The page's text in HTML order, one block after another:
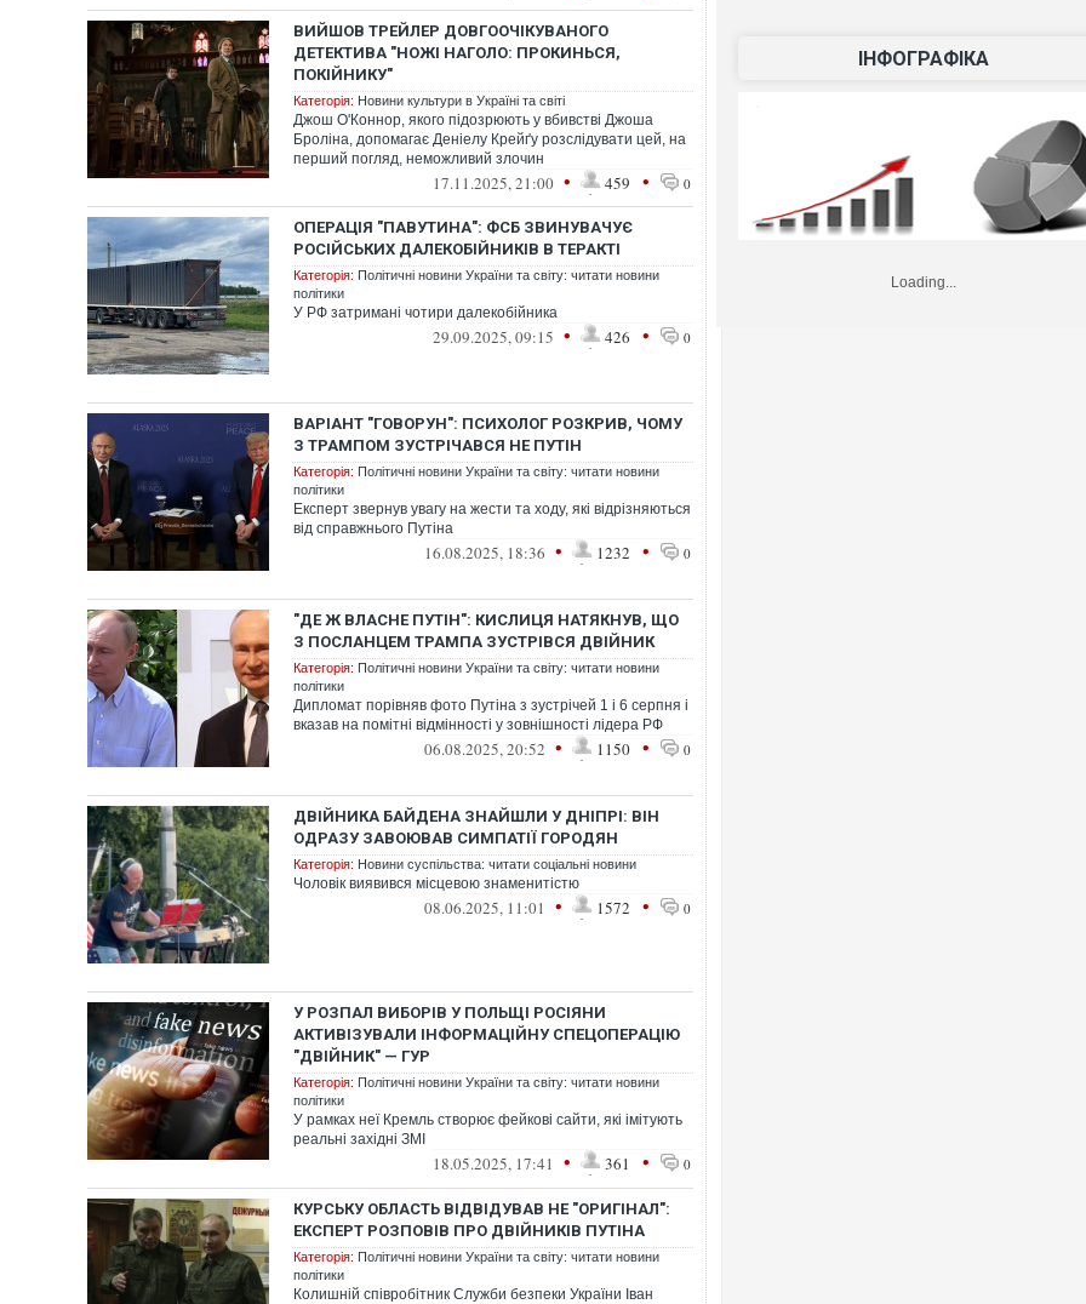
ВИЙШОВ ТРЕЙЛЕР ДОВГООЧІКУВАНОГО
ДЕТЕКТИВА "НОЖІ НАГОЛО: ПРОКИНЬСЯ,
ПОКІЙНИКУ"
Категорія: Новини культури в Україні та світі
Джош О'Коннор, якого підозрюють у вбивстві Джоша
Броліна, допомагає Деніелу Крейґу розслідувати цей, на
перший погляд, неможливий злочин
17.11.2025, 21:00 • 459 • 0
ОПЕРАЦІЯ "ПАВУТИНА": ФСБ ЗВИНУВАЧУЄ
РОСІЙСЬКИХ ДАЛЕКОБІЙНИКІВ В ТЕРАКТІ
Категорія: Політичні новини України та світу: читати новини
політики
У РФ затримані чотири далекобійника
29.09.2025, 09:15 • 426 • 0
ВАРІАНТ "ГОВОРУН": ПСИХОЛОГ РОЗКРИВ, ЧОМУ
З ТРАМПОМ ЗУСТРІЧАВСЯ НЕ ПУТІН
Категорія: Політичні новини України та світу: читати новини
політики
Експерт звернув увагу на жести та ходу, які відрізняються
від справжнього Путіна
16.08.2025, 18:36 • 1232 • 0
"ДЕ Ж ВЛАСНЕ ПУТІН": КИСЛИЦЯ НАТЯКНУВ, ЩО
З ПОСЛАНЦЕМ ТРАМПА ЗУСТРІВСЯ ДВІЙНИК
Категорія: Політичні новини України та світу: читати новини
політики
Дипломат порівняв фото Путіна з зустрічей 1 і 6 серпня і
вказав на помітні відмінності у зовнішності лідера РФ
06.08.2025, 20:52 • 1150 • 0
ДВІЙНИКА БАЙДЕНА ЗНАЙШЛИ У ДНІПРІ: ВІН
ОДРАЗУ ЗАВОЮВАВ СИМПАТІЇ ГОРОДЯН
Категорія: Новини суспільства: читати соціальні новини
Чоловік виявився місцевою знаменитістю
08.06.2025, 11:01 • 1572 • 0
У РОЗПАЛ ВИБОРІВ У ПОЛЬЩІ РОСІЯНИ
АКТИВІЗУВАЛИ ІНФОРМАЦІЙНУ СПЕЦОПЕРАЦІЮ
"ДВІЙНИК" — ГУР
Категорія: Політичні новини України та світу: читати новини
політики
У рамках неї Кремль створює фейкові сайти, які імітують
реальні західні ЗМІ
18.05.2025, 17:41 • 361 • 0
КУРСЬКУ ОБЛАСТЬ ВІДВІДУВАВ НЕ "ОРИГІНАЛ":
ЕКСПЕРТ РОЗПОВІВ ПРО ДВІЙНИКІВ ПУТІНА
Категорія: Політичні новини України та світу: читати новини
політики
Колишній співробітник Служби безпеки України Іван
ІНФОГРАФІКА
Loading...
Ворог завдав
двоє поранених. Ще
після атаки БПЛА по ринку
Зеленський прибув до